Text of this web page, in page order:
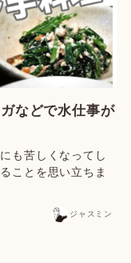
などで水仕事が
も苦しくなってし
ことを思い立ちま
ジャスミン